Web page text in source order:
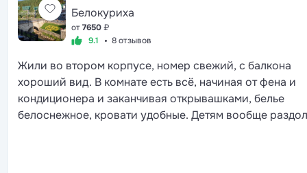
Белокуриха
от7650₽
9.1
8 отзывов
Жили во втором корпусе, номер свежий, с балкона
хороший вид. В комнате есть всё, начиная от фена и
кондиционера и заканчивая открывашками, белье
белоснежное, кровати удобные. Детям вообще